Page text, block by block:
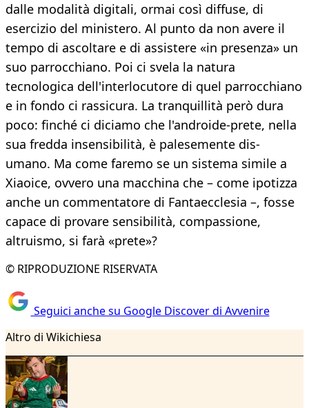
dalle modalità digitali, ormai così diffuse, di
esercizio del ministero. Al punto da non avere il
tempo di ascoltare e di assistere «in presenza» un
suo parrocchiano. Poi ci svela la natura
tecnologica dell'interlocutore di quel parrocchiano
e in fondo ci rassicura. La tranquillità però dura
poco: finché ci diciamo che l'androide-prete, nella
sua fredda insensibilità, è palesemente dis-
umano. Ma come faremo se un sistema simile a
Xiaoice, ovvero una macchina che – come ipotizza
anche un commentatore di Fantaecclesia –, fosse
capace di provare sensibilità, compassione,
altruismo, si farà «prete»?
© RIPRODUZIONE RISERVATA
Seguici anche su Google Discover di Avvenire
Altro di Wikichiesa